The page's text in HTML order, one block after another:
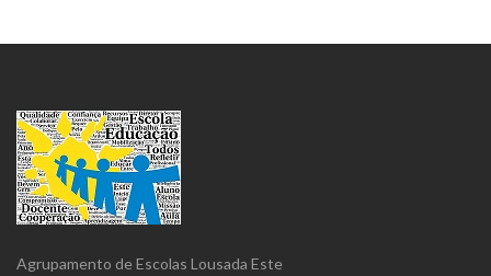
Agrupamento de Escolas Lousada Este